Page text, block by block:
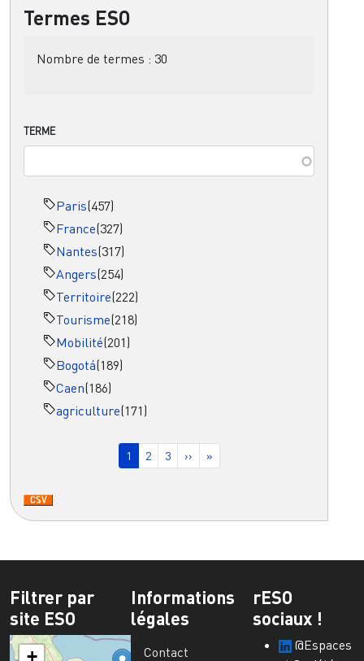
Termes ESO
Nombre de termes : 30
TERME
Paris(457)
France(327)
Nantes(317)
Angers(254)
Territoire(222)
Tourisme(218)
Mobilité(201)
Bogotá(189)
Caen(186)
agriculture(171)
Page courante
1 Page
2 Page
3 Page suivante
›› Dernière page
»
Filtrer par
site ESO
+
Informations
légales
Contact
rESO
sociaux !
@Espaces